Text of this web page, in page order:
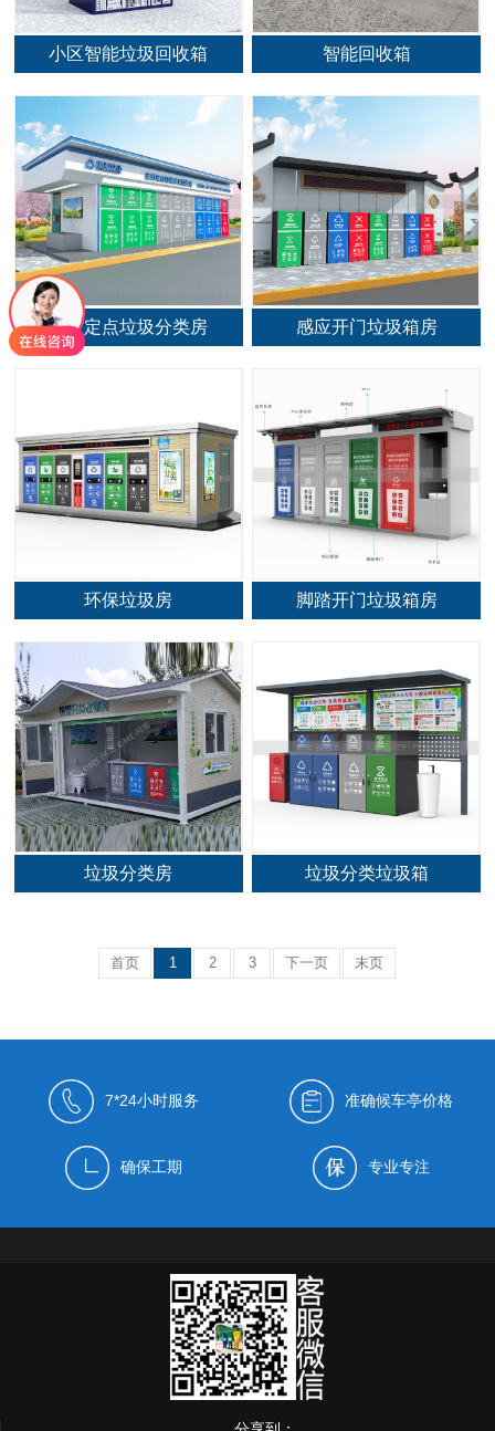
小区智能垃圾回收箱 智能回收箱
定时定点垃圾分类房 感应开门垃圾箱房
环保垃圾房 脚踏开门垃圾箱房
垃圾分类房 垃圾分类垃圾箱
首页 1 2 3 下一页 末页
7*24小时服务 准确候车亭价格
确保工期 专业专注